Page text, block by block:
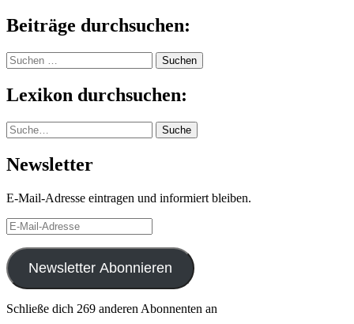
Beiträge durchsuchen:
Suchen
nach:
Lexikon durchsuchen:
Suche Suche
Newsletter
E-Mail-Adresse eintragen und informiert bleiben.
E-
Mail-
Adresse
Newsletter Abonnieren
Schließe dich 269 anderen Abonnenten an